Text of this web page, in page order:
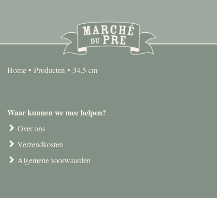
Home Producten 34,5 cm
Waar kunnen we mee helpen?
Over ons
Verzendkosten
Algemene voorwaarden